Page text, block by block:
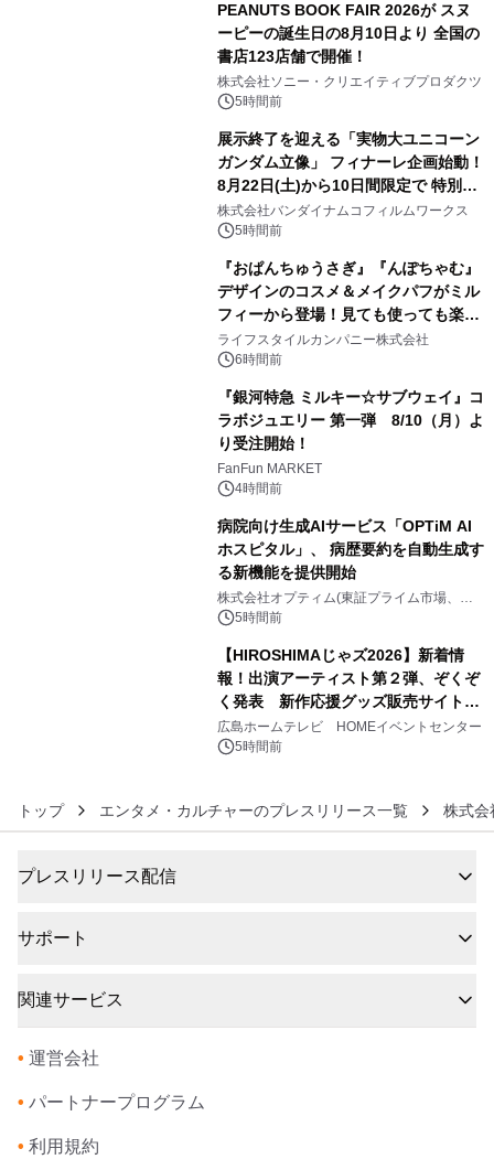
PEANUTS BOOK FAIR 2026が スヌ
ーピーの誕生日の8月10日より 全国の
書店123店舗で開催！
株式会社ソニー・クリエイティブプロダクツ
5時間前
展示終了を迎える「実物大ユニコーン
ガンダム立像」 フィナーレ企画始動！
8月22日(土)から10日間限定で 特別映
像『UNICORN GUNDAM Statue ―
BEYOND POSSIBILITY ―』を上映！
株式会社バンダイナムコフィルムワークス
5時間前
『おぱんちゅうさぎ』『んぽちゃむ』
デザインのコスメ＆メイクパフがミル
フィーから登場！見ても使っても楽し
い、ポップでキュートなコレクショ
ン。
ライフスタイルカンパニー株式会社
6時間前
『銀河特急 ミルキー☆サブウェイ』コ
ラボジュエリー 第一弾 8/10（月）よ
り受注開始！
FanFun MARKET
4時間前
病院向け生成AIサービス「OPTiM AI
ホスピタル」、 病歴要約を自動生成す
る新機能を提供開始
株式会社オプティム(東証プライム市場、コ
ード：3694)
5時間前
【HIROSHIMAじゃズ2026】新着情
報！出演アーティスト第２弾、ぞくぞ
く発表 新作応援グッズ販売サイトも
同時オープンします！
広島ホームテレビ HOMEイベントセンター
5時間前
トップ エンタメ・カルチャーのプレスリリース一覧 株式会
プレスリリース配信
サポート
関連サービス
• 運営会社
• パートナープログラム
• 利用規約